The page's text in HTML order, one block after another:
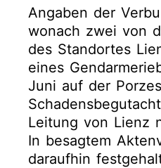
Angaben der
wonach zwei von
des Standortes
eines
Juni auf der
Leitung von Lienz
In besagtem
daraufhin